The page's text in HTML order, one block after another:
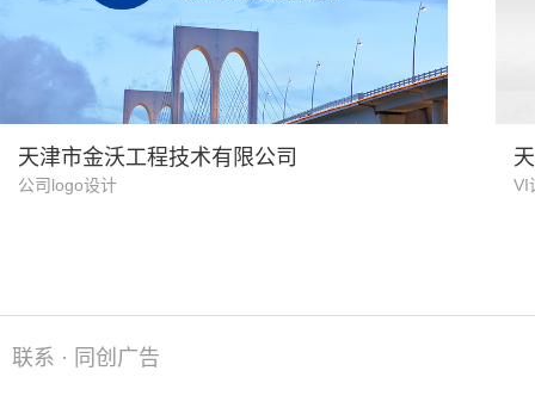
建筑行业
天津市金沃工程技术有限公司
公司logo设计 VI
联系 · 同创广告